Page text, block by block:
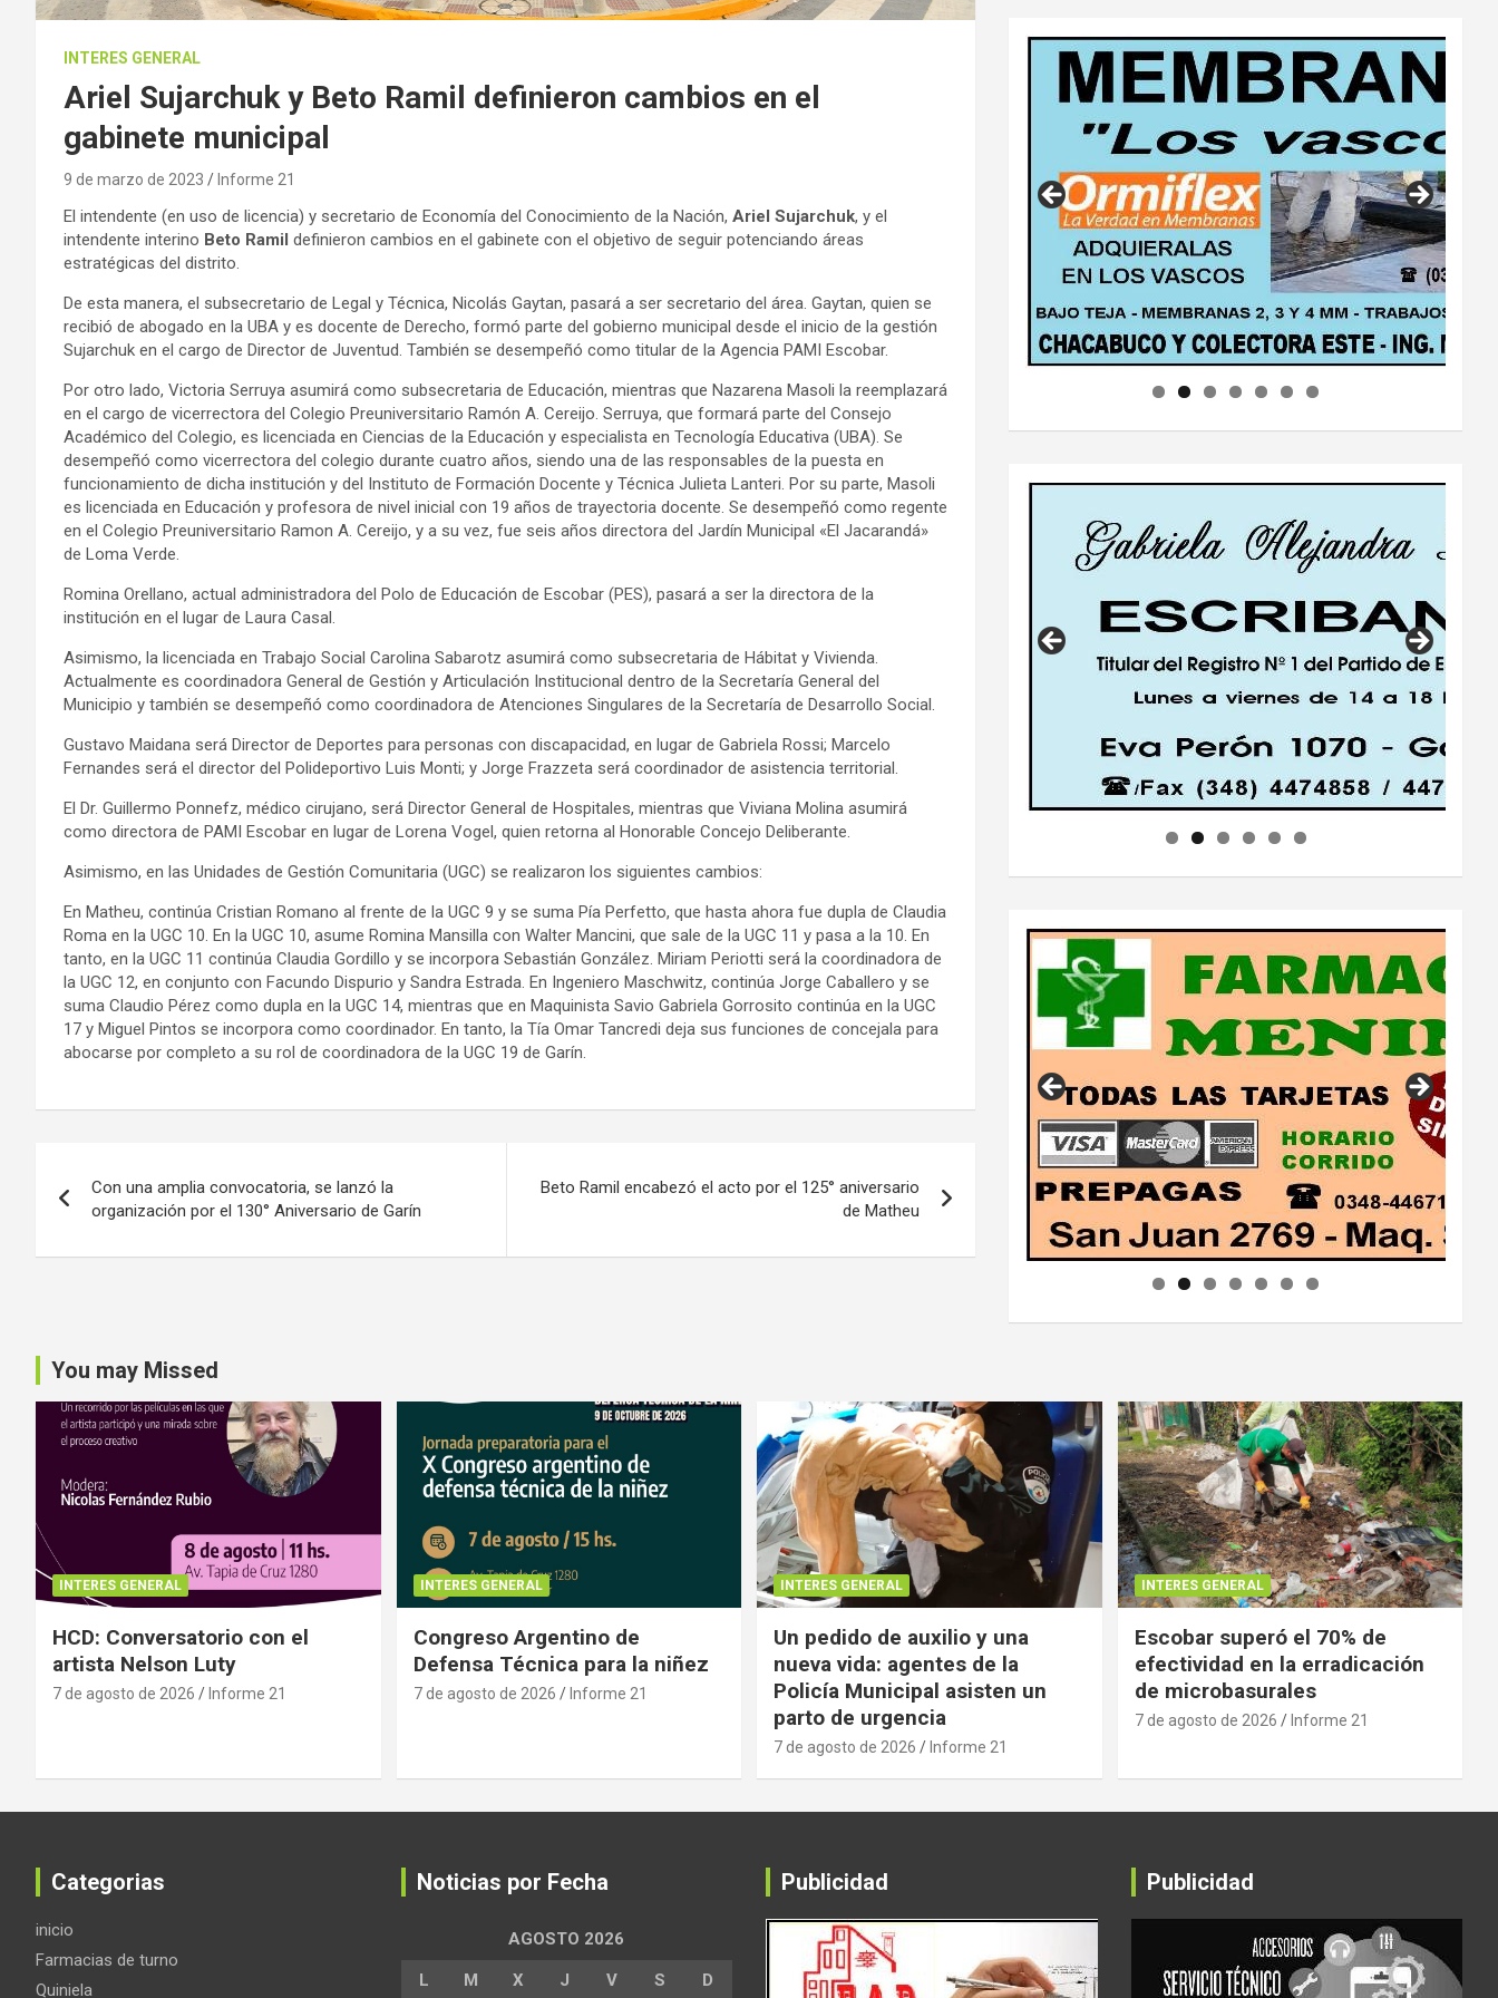
INTERES GENERAL
Ariel Sujarchuk y Beto Ramil definieron cambios en el
gabinete municipal
9 de marzo de 2023 Informe 21
El intendente (en uso de licencia) y secretario de Economía del Conocimiento de la Nación, Ariel Sujarchuk, y el
intendente interino Beto Ramil definieron cambios en el gabinete con el objetivo de seguir potenciando áreas
estratégicas del distrito.
De esta manera, el subsecretario de Legal y Técnica, Nicolás Gaytan, pasará a ser secretario del área. Gaytan, quien se
recibió de abogado en la UBA y es docente de Derecho, formó parte del gobierno municipal desde el inicio de la gestión
Sujarchuk en el cargo de Director de Juventud. También se desempeñó como titular de la Agencia PAMI Escobar.
Por otro lado, Victoria Serruya asumirá como subsecretaria de Educación, mientras que Nazarena Masoli la reemplazará
en el cargo de vicerrectora del Colegio Preuniversitario Ramón A. Cereijo. Serruya, que formará parte del Consejo
Académico del Colegio, es licenciada en Ciencias de la Educación y especialista en Tecnología Educativa (UBA). Se
desempeñó como vicerrectora del colegio durante cuatro años, siendo una de las responsables de la puesta en
funcionamiento de dicha institución y del Instituto de Formación Docente y Técnica Julieta Lanteri. Por su parte, Masoli
es licenciada en Educación y profesora de nivel inicial con 19 años de trayectoria docente. Se desempeñó como regente
en el Colegio Preuniversitario Ramon A. Cereijo, y a su vez, fue seis años directora del Jardín Municipal «El Jacarandá»
de Loma Verde.
Romina Orellano, actual administradora del Polo de Educación de Escobar (PES), pasará a ser la directora de la
institución en el lugar de Laura Casal.
Asimismo, la licenciada en Trabajo Social Carolina Sabarotz asumirá como subsecretaria de Hábitat y Vivienda.
Actualmente es coordinadora General de Gestión y Articulación Institucional dentro de la Secretaría General del
Municipio y también se desempeñó como coordinadora de Atenciones Singulares de la Secretaría de Desarrollo Social.
Gustavo Maidana será Director de Deportes para personas con discapacidad, en lugar de Gabriela Rossi; Marcelo
Fernandes será el director del Polideportivo Luis Monti; y Jorge Frazzeta será coordinador de asistencia territorial.
El Dr. Guillermo Ponnefz, médico cirujano, será Director General de Hospitales, mientras que Viviana Molina asumirá
como directora de PAMI Escobar en lugar de Lorena Vogel, quien retorna al Honorable Concejo Deliberante.
Asimismo, en las Unidades de Gestión Comunitaria (UGC) se realizaron los siguientes cambios:
En Matheu, continúa Cristian Romano al frente de la UGC 9 y se suma Pía Perfetto, que hasta ahora fue dupla de Claudia
Roma en la UGC 10. En la UGC 10, asume Romina Mansilla con Walter Mancini, que sale de la UGC 11 y pasa a la 10. En
tanto, en la UGC 11 continúa Claudia Gordillo y se incorpora Sebastián González. Miriam Periotti será la coordinadora de
la UGC 12, en conjunto con Facundo Dispurio y Sandra Estrada. En Ingeniero Maschwitz, continúa Jorge Caballero y se
suma Claudio Pérez como dupla en la UGC 14, mientras que en Maquinista Savio Gabriela Gorrosito continúa en la UGC
17 y Miguel Pintos se incorpora como coordinador. En tanto, la Tía Omar Tancredi deja sus funciones de concejala para
abocarse por completo a su rol de coordinadora de la UGC 19 de Garín.
de
entradas
Con una amplia convocatoria, se lanzó la
organización por el 130° Aniversario de Garín
Beto Ramil encabezó el acto por el 125° aniversario
de Matheu
You may Missed
INTERES GENERAL
HCD: Conversatorio con el
artista Nelson Luty
7 de agosto de 2026 Informe 21
INTERES GENERAL
Congreso Argentino de
Defensa Técnica para la niñez
7 de agosto de 2026 Informe 21
INTERES GENERAL
Un pedido de auxilio y una
nueva vida: agentes de la
Policía Municipal asisten un
parto de urgencia
7 de agosto de 2026 Informe 21
INTERES GENERAL
Escobar superó el 70% de
efectividad en la erradicación
de microbasurales
7 de agosto de 2026 Informe 21
Categorias
inicio
Farmacias de turno
Quiniela
Noticias por Fecha
AGOSTO 2026
L M X J V S D
Publicidad Publicidad